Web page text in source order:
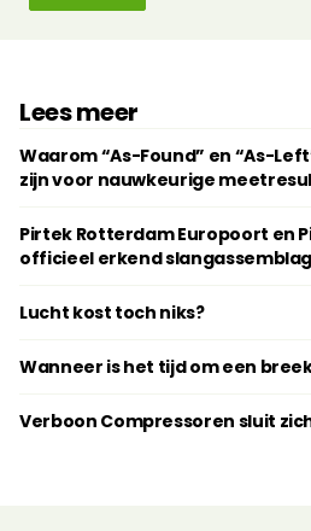
Lees meer
Waarom “As-Found” en “As-
zijn voor nauwkeurige
Pirtek Rotterdam Europoort en
officieel erkend
Lucht kost toch niks?
Wanneer is het tijd om een
Verboon Compressoren sluit